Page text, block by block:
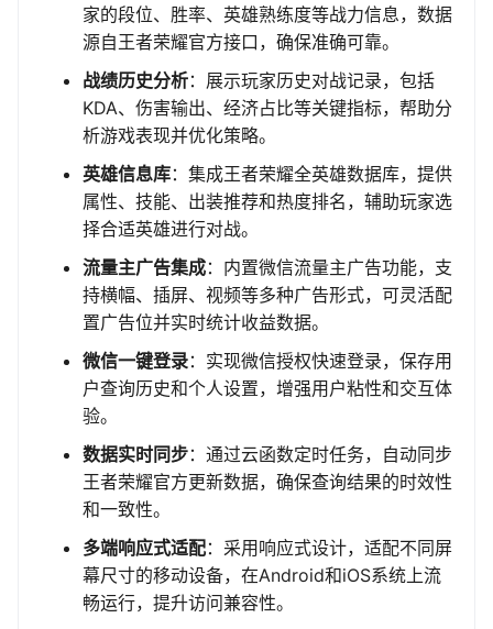
家的段位、胜率、英雄熟练度等战力信息，数据
源自王者荣耀官方接口，确保准确可靠。
战绩历史分析：展示玩家历史对战记录，包括
KDA、伤害输出、经济占比等关键指标，帮助分
析游戏表现并优化策略。
英雄信息库：集成王者荣耀全英雄数据库，提供
属性、技能、出装推荐和热度排名，辅助玩家选
择合适英雄进行对战。
流量主广告集成：内置微信流量主广告功能，支
持横幅、插屏、视频等多种广告形式，可灵活配
置广告位并实时统计收益数据。
微信一键登录：实现微信授权快速登录，保存用
户查询历史和个人设置，增强用户粘性和交互体
验。
数据实时同步：通过云函数定时任务，自动同步
王者荣耀官方更新数据，确保查询结果的时效性
和一致性。
多端响应式适配：采用响应式设计，适配不同屏
幕尺寸的移动设备，在Android和iOS系统上流
畅运行，提升访问兼容性。